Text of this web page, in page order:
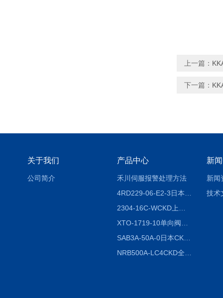
上一篇：
下一篇：
关于我们
公司简介
产品中心
禾川伺服报警处理方法
SAB3A-50A-0日本CKD全国授权代理
新
新闻
技术